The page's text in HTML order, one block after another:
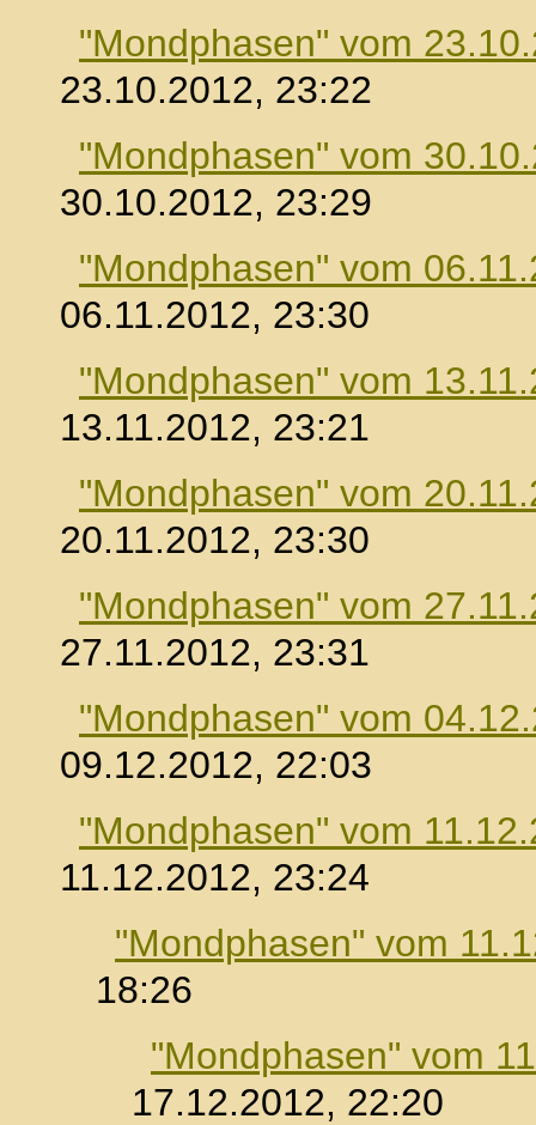
"Mondphasen" vom
23.10.2012, 23:22
"Mondphasen" vom
30.10.2012, 23:29
"Mondphasen" vom
06.11.2012, 23:30
"Mondphasen" vom
13.11.2012, 23:21
"Mondphasen" vom
20.11.2012, 23:30
"Mondphasen" vom
27.11.2012, 23:31
"Mondphasen" vom
09.12.2012, 22:03
"Mondphasen" vom
11.12.2012, 23:24
"Mondphasen" vom
18:26
"Mondphasen" vom
17.12.2012, 22:20